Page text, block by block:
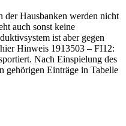
Hausbanken werden nicht
auch sonst keine
ist aber gegen
Hinweis 1913503 – FI12:
Nach Einspielung des
gehörigen Einträge in Tabelle